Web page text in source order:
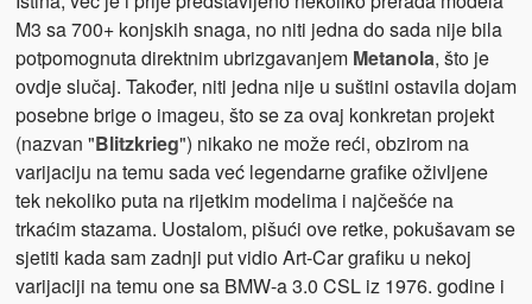
M3 sa 700+ konjskih snaga, no niti jedna do sada nije bila
potpomognuta direktnim ubrizgavanjem Metanola, što je
ovdje slučaj. Također, niti jedna nije u suštini ostavila dojam
posebne brige o imageu, što se za ovaj konkretan projekt
(nazvan "Blitzkrieg") nikako ne može reći, obzirom na
varijaciju na temu sada već legendarne grafike oživljene
tek nekoliko puta na rijetkim modelima i najčešće na
trkaćim stazama. Uostalom, pišući ove retke, pokušavam se
sjetiti kada sam zadnji put vidio Art-Car grafiku u nekoj
varijaciji na temu one sa BMW-a 3.0 CSL iz 1976. godine i